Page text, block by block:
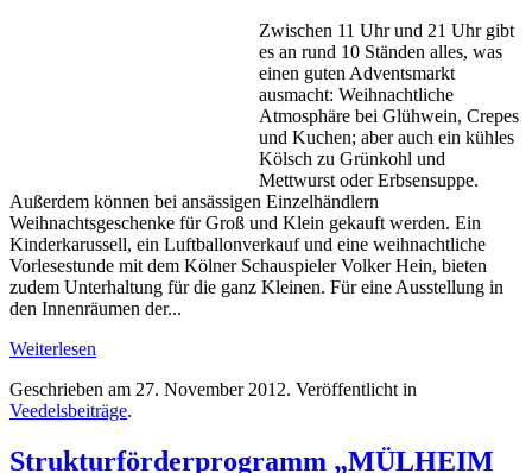
Zwischen 11 Uhr und 21 Uhr gibt
es an rund 10 Ständen alles, was
einen guten Adventsmarkt
ausmacht: Weihnachtliche
Atmosphäre bei Glühwein, Crepes
und Kuchen; aber auch ein kühles
Kölsch zu Grünkohl und
Mettwurst oder Erbsensuppe.
Außerdem können bei ansässigen Einzelhändlern
Weihnachtsgeschenke für Groß und Klein gekauft werden. Ein
Kinderkarussell, ein Luftballonverkauf und eine weihnachtliche
Vorlesestunde mit dem Kölner Schauspieler Volker Hein, bieten
zudem Unterhaltung für die ganz Kleinen. Für eine Ausstellung in
den Innenräumen der...
Weiterlesen
Geschrieben am 27. November 2012. Veröffentlicht in
Veedelsbeiträge.
Strukturförderprogramm „MÜLHEIM